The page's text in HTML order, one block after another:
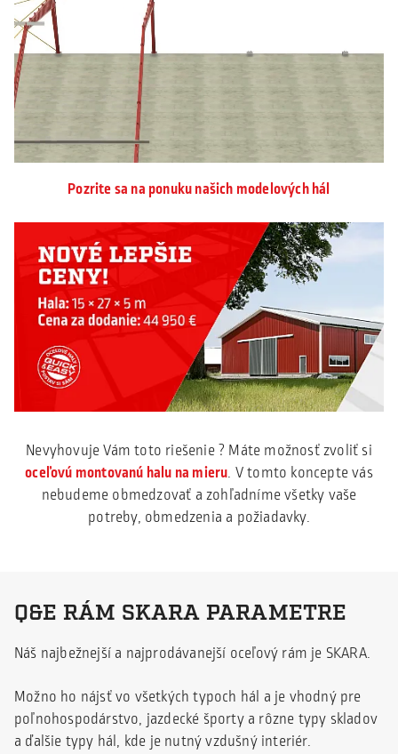
Naša sada sa ľahko zostavuje. Pri kúpe haly
samozrejme obdržíte prispôsobený a podrobný
montážny návod, kde môžete sledovať rôzne kroky
montážneho procesu.
Pozrite sa na ponuku našich modelových hál
Nevyhovuje Vám toto riešenie ? Máte možnosť zvoliť si
oceľovú montovanú halu na mieru. V tomto koncepte vás
nebudeme obmedzovať a zohľadníme všetky vaše
potreby, obmedzenia a požiadavky.
Q&E RÁM SKARA PARAMETRE
Náš najbežnejší a najprodávanejší oceľový rám je SKARA.
Možno ho nájsť vo všetkých typoch hál a je vhodný pre
poľnohospodárstvo, jazdecké športy a rôzne typy skladov
a ďalšie typy hál, kde je nutný vzdušný interiér.